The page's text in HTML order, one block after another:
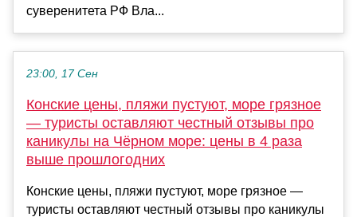
суверенитета РФ Вла...
23:00, 17 Сен
Конские цены, пляжи пустуют, море грязное
— туристы оставляют честный отзывы про
каникулы на Чёрном море: цены в 4 раза
выше прошлогодних
Конские цены, пляжи пустуют, море грязное —
туристы оставляют честный отзывы про каникулы